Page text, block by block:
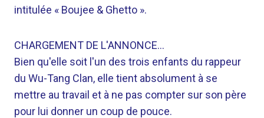
intitulée « Boujee & Ghetto ».
CHARGEMENT DE L'ANNONCE…
Bien qu'elle soit l'un des trois enfants du rappeur
du Wu-Tang Clan, elle tient absolument à se
mettre au travail et à ne pas compter sur son père
pour lui donner un coup de pouce.